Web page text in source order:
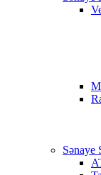
Sənaye